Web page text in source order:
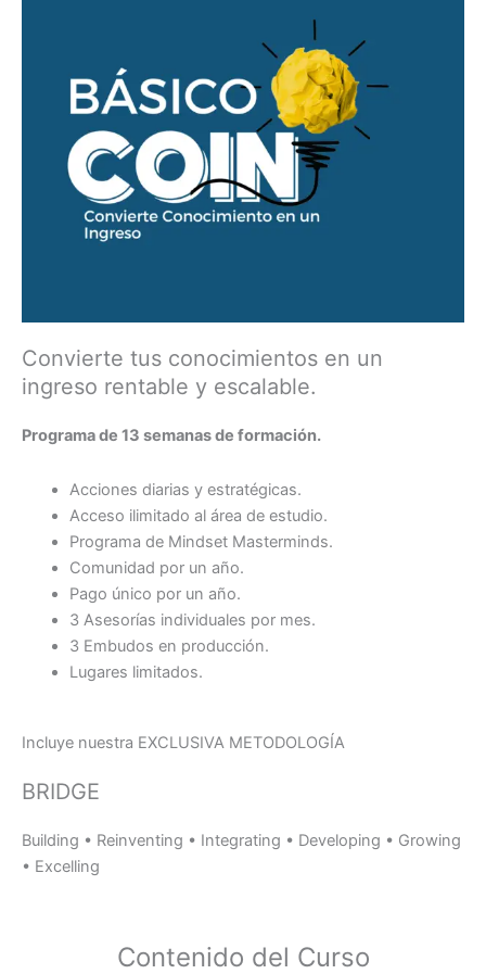
Convierte tus conocimientos en un
ingreso rentable y escalable.
Programa de 13 semanas de formación.
Acciones diarias y estratégicas.
Acceso ilimitado al área de estudio.
Programa de Mindset Masterminds.
Comunidad por un año.
Pago único por un año.
3 Asesorías individuales por mes.
3 Embudos en producción.
Lugares limitados.
Incluye nuestra EXCLUSIVA METODOLOGÍA
BRIDGE
Building • Reinventing • Integrating • Developing • Growing
• Excelling
Contenido del Curso
eres?
negocio
exponencial